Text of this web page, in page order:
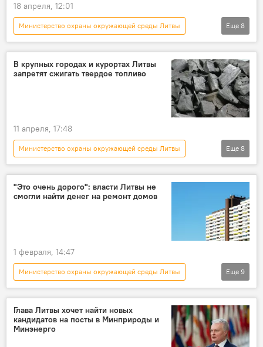
18 апреля, 12:01
Министерство охраны окружающей среды Литвы
В Литве
Литва
сельское хозяйство
фермеры
земля
недвижимость
Общество
финансы
Еще 8
В крупных городах и курортах Литвы
запретят сжигать твердое топливо
11 апреля, 17:48
Министерство охраны окружающей среды Литвы
В Литве
Литва
Общество
отопительный сезон
отопление
уголь
торф топливо
Еще 8
"Это очень дорого": власти Литвы не
смогли найти денег на ремонт домов
1 февраля, 14:47
Министерство охраны окружающей среды Литвы
В Литве
Литва
многоквартирный дом
финансы
ремонт
Общество
объекты недвижимости
Еще 9
Глава Литвы хочет найти новых
кандидатов на посты в Минприроды и
Минэнерго